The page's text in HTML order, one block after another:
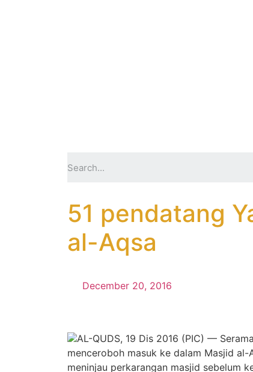
51 pendatang
al-Aqsa
December 20, 2016
AL-QUDS, 19 Dis 2016 (PIC) —
menceroboh masuk ke dalam Masjid
meninjau perkarangan masjid sebelum